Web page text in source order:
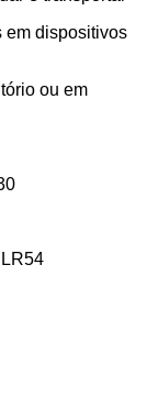
em dispositivos
ou em